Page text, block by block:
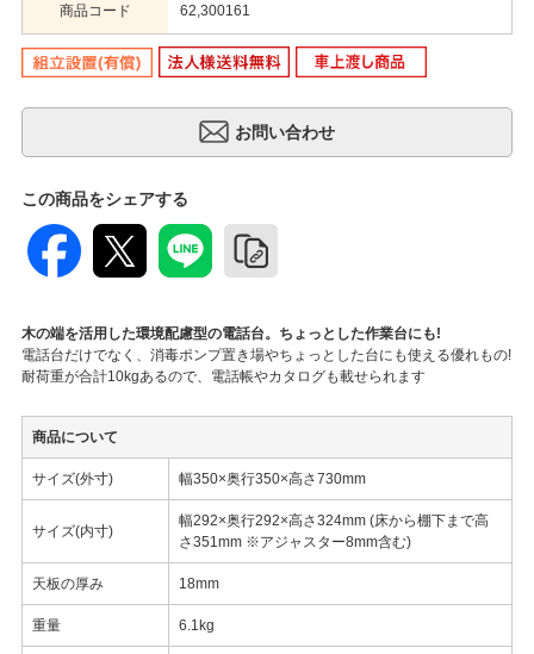
商品コード
62,300161
この商品をシェアする
木の端を活用した環境配慮型の電話台。ちょっとした作業台にも!
電話台だけでなく、消毒ポンプ置き場やちょっとした台にも使える優れもの!
耐荷重が合計10kgあるので、電話帳やカタログも載せられます
商品について
サイズ(外寸) 幅350×奥行350×高さ730mm
サイズ(内寸)
幅292×奥行292×高さ324mm (床から棚下まで高
さ351mm ※アジャスター8mm含む)
天板の厚み 18mm
重量 6.1kg